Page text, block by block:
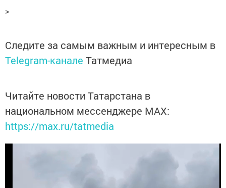
>
Следите за самым важным и интересным в
Telegram-канале Татмедиа
Читайте новости Татарстана в
национальном мессенджере MАХ:
https://max.ru/tatmedia